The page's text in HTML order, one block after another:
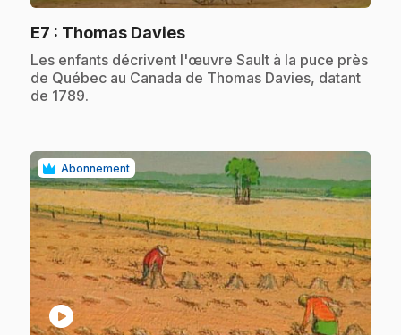
E7 : Thomas Davies.
.Les enfants décrivent l'œuvre Sault à la puce près
de Québec au Canada de Thomas Davies, datant
de 1789.
Abonnement
play_circle